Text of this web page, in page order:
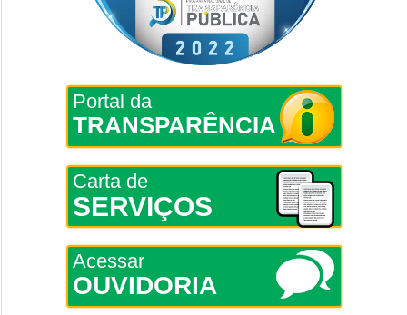
Portal da
TRANSPARÊNCIA
Carta de
SERVIÇOS
Acessar
OUVIDORIA